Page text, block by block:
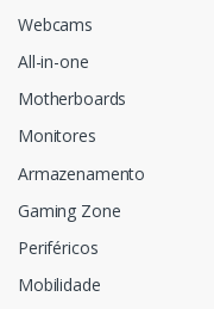
Webcams
All-in-one
Motherboards
Monitores
Armazenamento
Gaming Zone
Periféricos
Mobilidade